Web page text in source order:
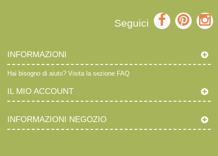
Seguici
INFORMAZIONI
Hai bisogno di aiuto? Visita la sezione FAQ
IL MIO ACCOUNT
INFORMAZIONI NEGOZIO